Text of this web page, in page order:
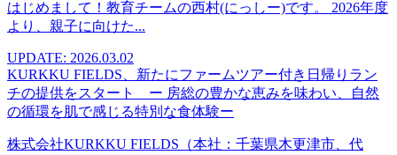
はじめまして！教育チームの西村(にっしー)です。 2026年度
より、親子に向けた...
UPDATE: 2026.03.02
KURKKU FIELDS、新たにファームツアー付き日帰りラン
チの提供をスタート ー 房総の豊かな恵みを味わい、自然
の循環を肌で感じる特別な食体験ー
株式会社KURKKU FIELDS（本社：千葉県木更津市、代